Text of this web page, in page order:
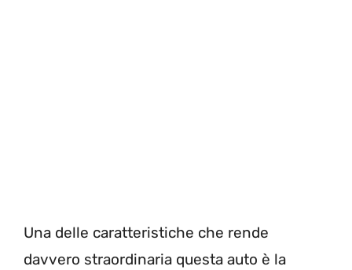
Una delle caratteristiche che rende
davvero straordinaria questa auto è la